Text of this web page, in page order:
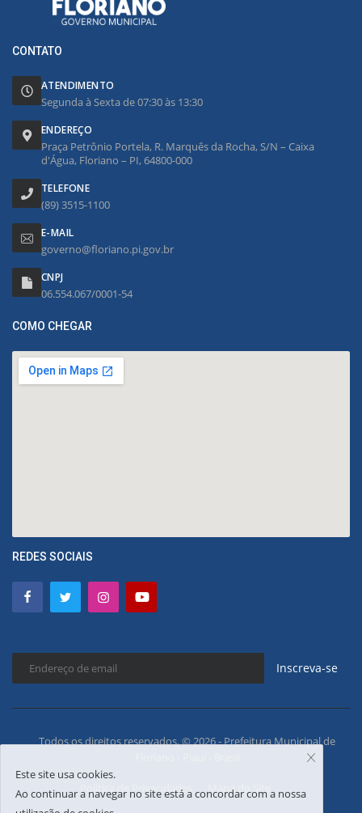
CONTATO
ATENDIMENTO
Segunda à Sexta de 07:30 às 13:30
ENDEREÇO
Praça Petrônio Portela, R. Marquês da Rocha, S/N – Caixa
d'Água, Floriano – PI, 64800-000
TELEFONE
(89) 3515-1100
E-MAIL
governo@floriano.pi.gov.br
CNPJ
06.554.067/0001-54
COMO CHEGAR
REDES SOCIAIS
Inscreva-se
Todos os direitos reservados. © 2026 - Prefeitura Municipal de
Política de Privacidades Mapa do Site
Este site usa cookies.
Ao continuar a navegar no site está a concordar com a nossa